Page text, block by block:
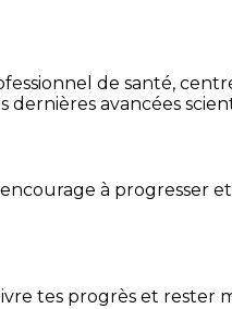
de santé,
dernières avancées
à progresser
tes progrès et rester